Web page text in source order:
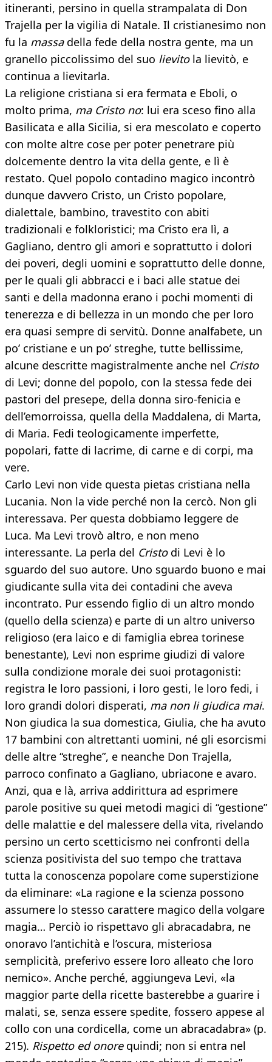
itineranti, persino in quella strampalata di Don
Trajella per la vigilia di Natale. Il cristianesimo non
fu la massadella fede della nostra gente, ma un
granello piccolissimo del suo lievitola lievitò, e
continua a lievitarla.
La religione cristiana si era fermata e Eboli, o
molto prima, ma Cristo no: lui era sceso fino alla
Basilicata e alla Sicilia, si era mescolato e coperto
con molte altre cose per poter penetrare più
dolcemente dentro la vita della gente, e lì è
restato. Quel popolo contadino magico incontrò
dunque davvero Cristo, un Cristo popolare,
dialettale, bambino, travestito con abiti
tradizionali e folkloristici; ma Cristo era lì, a
Gagliano, dentro gli amori e soprattutto i dolori
dei poveri, degli uomini e soprattutto delle donne,
per le quali gli abbracci e i baci alle statue dei
santi e della madonna erano i pochi momenti di
tenerezza e di bellezza in un mondo che per loro
era quasi sempre di servitù. Donne analfabete, un
po’ cristiane e un po’ streghe, tutte bellissime,
alcune descritte magistralmente anche nel Cristo
di Levi; donne del popolo, con la stessa fede dei
pastori del presepe, della donna siro-fenicia e
dell’emorroissa, quella della Maddalena, di Marta,
di Maria. Fedi teologicamente imperfette,
popolari, fatte di lacrime, di carne e di corpi, ma
vere.
Carlo Levi non vide questa pietas cristiana nella
Lucania. Non la vide perché non la cercò. Non gli
interessava. Per questa dobbiamo leggere de
Luca. Ma Levi trovò altro, e non meno
interessante. La perla del Cristodi Levi è lo
sguardo del suo autore. Uno sguardo buono e mai
giudicante sulla vita dei contadini che aveva
incontrato. Pur essendo figlio di un altro mondo
(quello della scienza) e parte di un altro universo
religioso (era laico e di famiglia ebrea torinese
benestante), Levi non esprime giudizi di valore
sulla condizione morale dei suoi protagonisti:
registra le loro passioni, i loro gesti, le loro fedi, i
loro grandi dolori disperati, ma non li giudica mai.
Non giudica la sua domestica, Giulia, che ha avuto
17 bambini con altrettanti uomini, né gli esorcismi
delle altre “streghe”, e neanche Don Trajella,
parroco confinato a Gagliano, ubriacone e avaro.
Anzi, qua e là, arriva addirittura ad esprimere
parole positive su quei metodi magici di “gestione”
delle malattie e del malessere della vita, rivelando
persino un certo scetticismo nei confronti della
scienza positivista del suo tempo che trattava
tutta la conoscenza popolare come superstizione
da eliminare: «La ragione e la scienza possono
assumere lo stesso carattere magico della volgare
magia… Perciò io rispettavo gli abracadabra, ne
onoravo l’antichità e l’oscura, misteriosa
semplicità, preferivo essere loro alleato che loro
nemico». Anche perché, aggiungeva Levi, «la
maggior parte della ricette basterebbe a guarire i
malati, se, senza essere spedite, fossero appese al
collo con una cordicella, come un abracadabra» (p.
215). Rispetto ed onorequindi; non si entra nel